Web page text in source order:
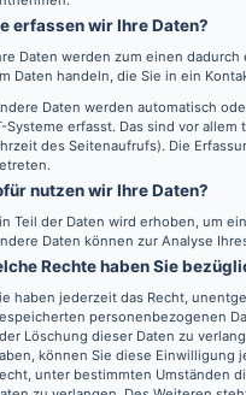
erfassen wir Ihre Daten?
Daten werden zum einen
Daten handeln, die Sie in ein
Daten werden automatisch
Systeme erfasst. Das sind vor
des Seitenaufrufs). Die
nutzen wir Ihre Daten?
Teil der Daten wird erhoben, um
Daten können zur Analyse
Rechte haben Sie
haben jederzeit das Recht,
personenbezogenen
Löschung dieser Daten zu
können Sie diese Einwilligung
unter bestimmten Umständen